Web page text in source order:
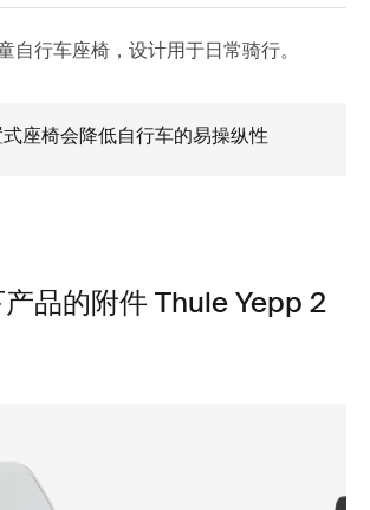
自行车座椅，设计用于日常骑行。
座椅会降低自行车的易操纵性
品的附件 Thule Yepp 2